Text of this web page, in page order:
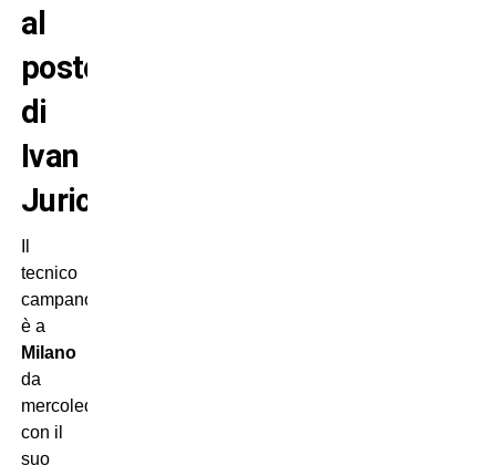
al
posto
di
Ivan
Juric
tecnico
campano
è a
Milano
da
mercoledì
con il
suo